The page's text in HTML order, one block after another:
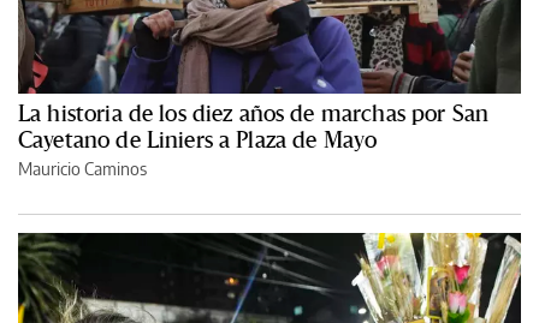
La historia de los diez años de marchas por San
Cayetano de Liniers a Plaza de Mayo
Mauricio Caminos